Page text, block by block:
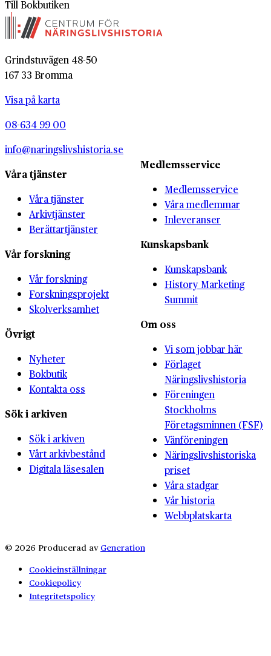
Till Bokbutiken
Grindstuvägen 48-50
167 33 Bromma
Visa på karta
08-634 99 00
info@naringslivshistoria.se
Våra tjänster
Våra tjänster
Arkivtjänster
Berättartjänster
Vår forskning
Vår forskning
Forskningsprojekt
Skolverksamhet
Övrigt
Nyheter
Bokbutik
Kontakta oss
Sök i arkiven
Sök i arkiven
Vårt arkivbestånd
Digitala läsesalen
Medlemsservice
Medlemsservice
Våra medlemmar
Inleveranser
Kunskapsbank
Kunskapsbank
History Marketing
Summit
Om oss
Vi som jobbar här
Förlaget
Näringslivshistoria
Föreningen
Stockholms
Företagsminnen (FSF)
Vänföreningen
Näringslivshistoriska
priset
Våra stadgar
Vår historia
Webbplatskarta
© 2026 Producerad av Generation
Cookieinställningar
Cookiepolicy
Integritetspolicy